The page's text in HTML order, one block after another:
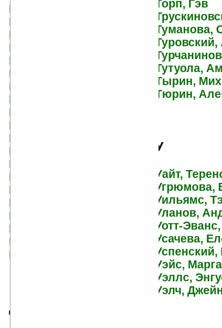
Гончаров, Владислав
Гор, Геннадий
Горалик, Линор
Горбенко, Людмила
Горностаєва,
Мирослава
Горшкова, Яна
Госсен, Пауль
Гофман, Эрнст Теодор
Грабб, Джефф
Грант, Кристофер
Григорьева, Ольга
Грин, Алекс
Грин, Александр
Грин, Саймон
Гринвуд, Эд
Громов, Александр
Гросс, Павел
Грушко, Елена
Гудкайнд, Терри
Д
Торп, Гэв
Туманова,
Тутуола,
Тырин,
Тюрин,
У
Уайт,
Угрюмова,
Уильямс,
Уланов,
Уотт-
Усачева,
Уэйс,
Уэллс,
Уэлч,